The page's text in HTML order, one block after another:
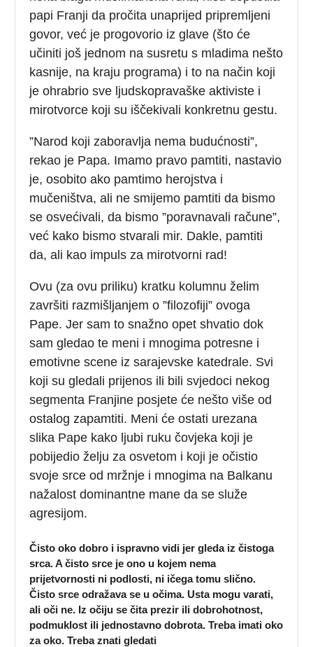
papi Franji da pročita unaprijed pripremljeni
govor, već je progovorio iz glave (što će
učiniti još jednom na susretu s mladima nešto
kasnije, na kraju programa) i to na način koji
je ohrabrio sve ljudskopravaške aktiviste i
mirotvorce koji su iščekivali konkretnu gestu.
”Narod koji zaboravlja nema budućnosti”,
rekao je Papa. Imamo pravo pamtiti, nastavio
je, osobito ako pamtimo herojstva i
mučeništva, ali ne smijemo pamtiti da bismo
se osvećivali, da bismo ”poravnavali račune”,
već kako bismo stvarali mir. Dakle, pamtiti
da, ali kao impuls za mirotvorni rad!
Ovu (za ovu priliku) kratku kolumnu želim
završiti razmišljanjem o ”filozofiji” ovoga
Pape. Jer sam to snažno opet shvatio dok
sam gledao te meni i mnogima potresne i
emotivne scene iz sarajevske katedrale. Svi
koji su gledali prijenos ili bili svjedoci nekog
segmenta Franjine posjete će nešto više od
ostalog zapamtiti. Meni će ostati urezana
slika Pape kako ljubi ruku čovjeka koji je
pobijedio želju za osvetom i koji je očistio
svoje srce od mržnje i mnogima na Balkanu
nažalost dominantne mane da se služe
agresijom.
Čisto oko dobro i ispravno vidi jer gleda iz čistoga
srca. A čisto srce je ono u kojem nema
prijetvornosti ni podlosti, ni ičega tomu slično.
Čisto srce odražava se u očima. Usta mogu varati,
ali oči ne. Iz očiju se čita prezir ili dobrohotnost,
podmuklost ili jednostavno dobrota. Treba imati oko
za oko. Treba znati gledati